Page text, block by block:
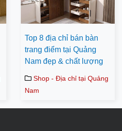
Top 8 địa chỉ bán bàn
trang điểm tại Quảng
Nam đẹp & chất lượng
Shop - Địa chỉ tại Quảng
Nam